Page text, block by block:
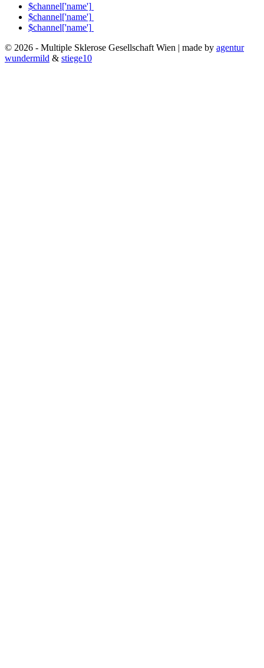
$channel['name']
$channel['name']
$channel['name']
© 2026 - Multiple Sklerose Gesellschaft Wien | made by agentur
wundermild & stiege10